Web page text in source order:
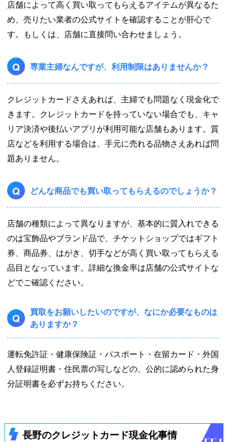
店舗によって高く買い取ってもらえるアイテムが異なるた
め、売りたい業者の公式サイトを確認することが肝心で
す。もしくは、店舗に直接問い合わせましょう。
Q 専業主婦なんですが、利用制限はありませんか？
クレジットカードさえあれば、主婦でも問題なく現金化で
きます。クレジットカードを持っていない場合でも、キャ
リア決済や後払いアプリが利用可能な店舗もあります。質
店などを利用する場合は、手元に売れる品物さえあれば問
題ありません。
Q どんな商品でも買い取ってもらえるのでしょうか？
店舗の種類によって異なりますが、基本的に質入れできる
のは宝飾品やブランド品で、チケットショップではギフト
券、商品券、はがき、切手などが高く買い取ってもらえる
品目となっています。詳細な換金率は店舗の公式サイトな
どでご確認ください。
Q
買取をお願いしたいのですが、なにか必要なものは
ありますか？
運転免許証・健康保険証・パスポート・在留カード・外国
人登録証明書・住民票の写しなどの、公的に認められた身
分証明書を必ずお持ちください。
長野のクレジットカード現金化事情